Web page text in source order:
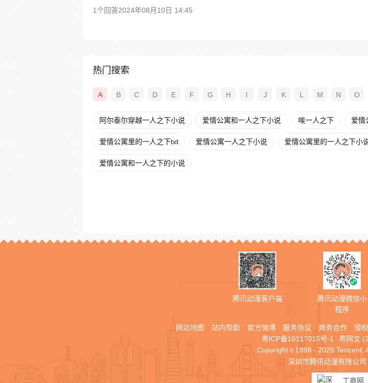
1个回答2024年08月10日 14:45
热门搜索
A B C D E F G H I J K L M N O
阿尔泰尔穿越一人之下小说 爱情公寓和一人之下小说 唉一人之下 爱情
爱情公寓里的一人之下txt 爱情公寓一人之下小说 爱情公寓里的一人之下小
爱情公寓和一人之下的小说
腾讯动漫客户端
腾讯动漫微信小
程序
网站地图 站内帮助 官方微博 服务协议 商务合作 侵
粤ICP备16117015号-1
粤网文
Copyright © 1998 - 2026 Tencent.
深圳市腾讯动漫有限公
工商网